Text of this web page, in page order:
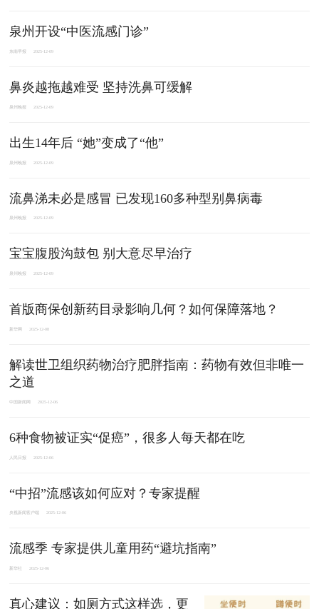
泉州开设“中医流感门诊”
东南早报 2025-12-09
鼻炎越拖越难受 坚持洗鼻可缓解
泉州晚报 2025-12-09
出生14年后 “她”变成了“他”
泉州晚报 2025-12-09
流鼻涕未必是感冒 已发现160多种型别鼻病毒
泉州晚报 2025-12-09
宝宝腹股沟鼓包 别大意尽早治疗
泉州晚报 2025-12-09
首版商保创新药目录影响几何？如何保障落地？
新华网 2025-12-08
解读世卫组织药物治疗肥胖指南：药物有效但非唯一
之道
中国新闻网 2025-12-06
6种食物被证实“促癌”，很多人每天都在吃
人民日报 2025-12-06
“中招”流感该如何应对？专家提醒
央视新闻客户端 2025-12-06
流感季 专家提供儿童用药“避坑指南”
新华社 2025-12-06
真心建议：如厕方式这样选，更